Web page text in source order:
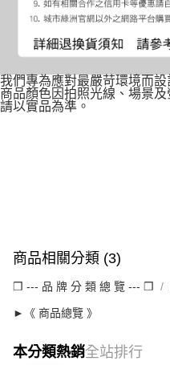
我們專為應對最嚴苛環境而
商品顏色因拍照光線、場景
請以實品為準。
商品相關分類 (3)
❒ --- 品 牌 分 類 總 覽 --- ❒
►《 商品總覽 》
本分類熱銷全站排行